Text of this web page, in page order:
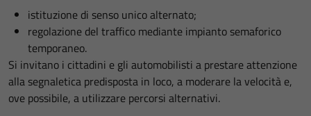
istituzione di senso unico alternato;
regolazione del traffico mediante impianto semaforico
temporaneo.
Si invitano i cittadini e gli automobilisti a prestare attenzione
alla segnaletica predisposta in loco, a moderare la velocità e,
ove possibile, a utilizzare percorsi alternativi.